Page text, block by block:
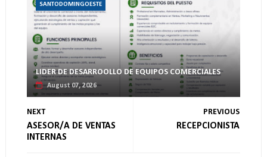
SANTODOMINGOESTE
LIDER DE DESARROOLLO DE EQUIPOS COMERCIALES
August 07, 2026
NEXT
ASESOR/A DE VENTAS
INTERNAS
PREVIOUS
RECEPCIONISTA